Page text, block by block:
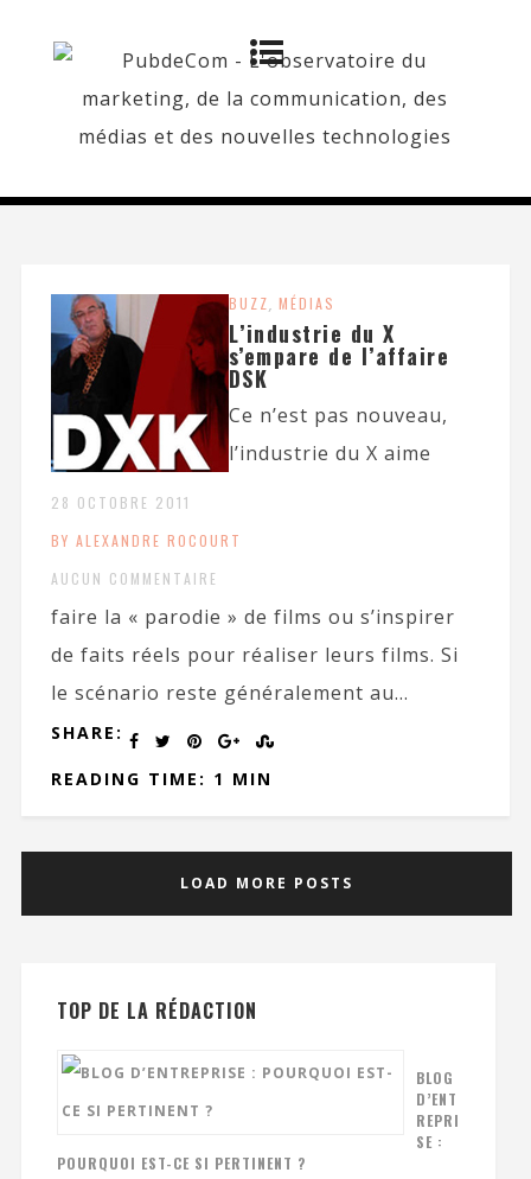
BUZZ, MÉDIAS
L’industrie du X
s’empare de l’affaire
DSK
28 OCTOBRE 2011
BY ALEXANDRE ROCOURT
AUCUN COMMENTAIRE
Ce n’est pas nouveau,
l’industrie du X aime
faire la « parodie » de films ou s’inspirer
de faits réels pour réaliser leurs films. Si
le scénario reste généralement au...
SHARE:
READING TIME: 1 MIN
LOAD MORE POSTS
TOP DE LA RÉDACTION
BLOG
D’ENT
REPRI
SE :
POURQUOI EST-CE SI PERTINENT ?